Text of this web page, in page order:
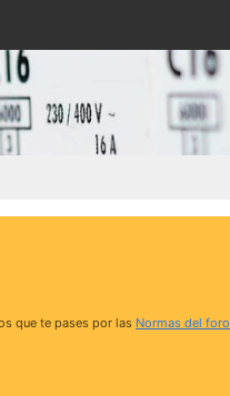
que te pases por las Normas del foro